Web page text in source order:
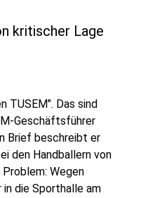
kritischer Lage
TUSEM". Das sind
Geschäftsführer
Brief beschreibt er
den Handballern von
Wegen
in die Sporthalle am